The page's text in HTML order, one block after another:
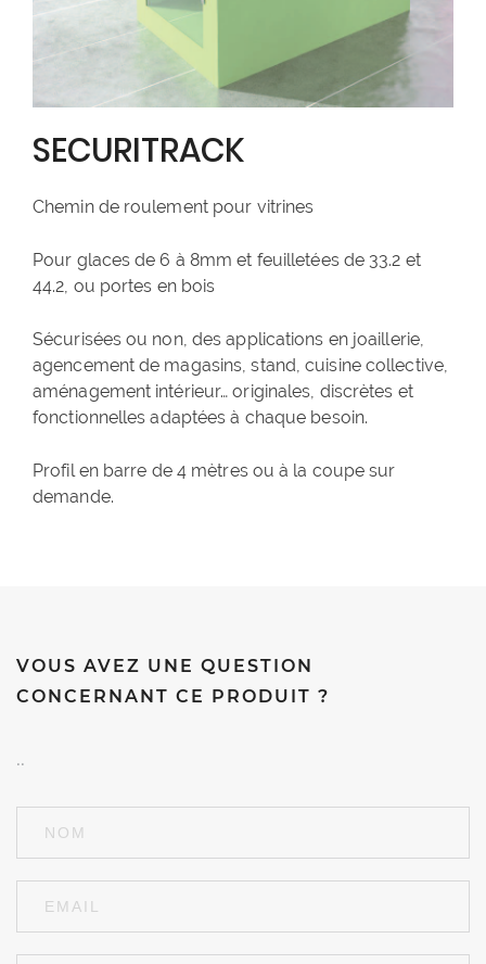
SECURITRACK
Chemin de roulement pour vitrines
Pour glaces de 6 à 8mm et feuilletées de 33.2 et
44.2, ou portes en bois
Sécurisées ou non, des applications en joaillerie,
agencement de magasins, stand, cuisine collective,
aménagement intérieur… originales, discrètes et
fonctionnelles adaptées à chaque besoin.
Profil en barre de 4 mètres ou à la coupe sur
demande.
VOUS AVEZ UNE QUESTION
CONCERNANT CE PRODUIT ?
..